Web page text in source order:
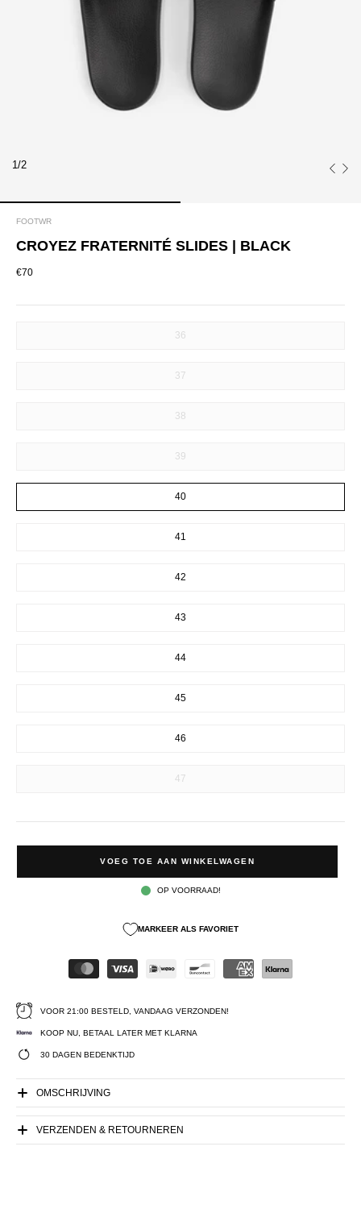
1/2
FOOTWR
CROYEZ FRATERNITÉ SLIDES | BLACK
€70
36
37
38
39
40
41
42
43
44
45
46
47
VOEG TOE AAN WINKELWAGEN
OP VOORRAAD!
MARKEER ALS FAVORIET
VOOR 21:00 BESTELD, VANDAAG VERZONDEN!
KOOP NU, BETAAL LATER MET KLARNA
30 DAGEN BEDENKTIJD
OMSCHRIJVING
VERZENDEN & RETOURNEREN